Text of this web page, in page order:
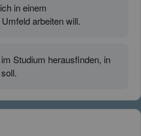
in einem
arbeiten will.
Studium herausfinden, in